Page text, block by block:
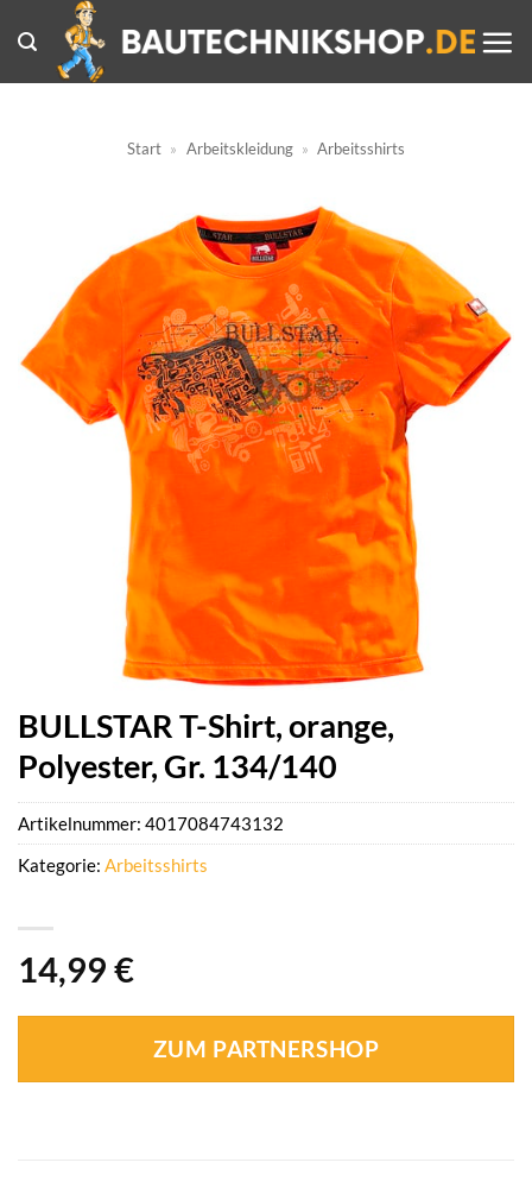
Inhalt
springen
Start » Arbeitskleidung » Arbeitsshirts
BULLSTAR T-Shirt, orange,
Polyester, Gr. 134/140
14,99 €
ZUM PARTNERSHOP
Artikelnummer: 4017084743132
Kategorie: Arbeitsshirts